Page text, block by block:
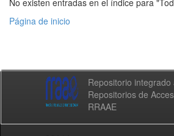
No existen entradas en el índice para
Página de inicio
Repositorio integrado
Repositorios de
RRAAE